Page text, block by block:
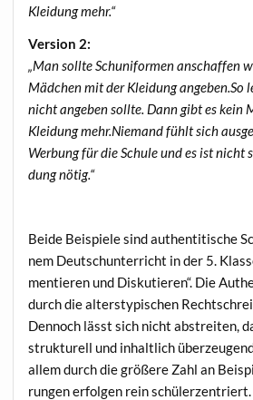
Klei­dung mehr.“
Ver­si­on 2:
„Man soll­te Schuni­for­men anschaf­fen
Mäd­chen mit der Klei­dung angeben.So
nicht ange­ben soll­te. Dann gibt es kein
Klei­dung mehr.Niemand fühlt sich
Wer­bung für die Schu­le und es ist nicht
dung nötig.“
Bei­de Bei­spie­le sind authen­ti­ti­sche
nem Deutsch­un­ter­richt in der 5.
men­tie­ren und Dis­ku­tie­ren“. Die
durch die alters­ty­pi­schen
Den­noch lässt sich nicht abstrei­ten,
struk­tu­rell und inhalt­lich
allem durch die grö­ße­re Zahl an
run­gen erfol­gen rein